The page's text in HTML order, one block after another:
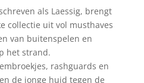
als Laessig, brengt
collectie uit vol musthaves
van buitenspelen en
het strand.
rashguards en
de jonge huid tegen de